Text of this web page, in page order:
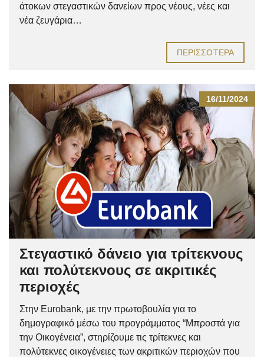
άτοκων στεγαστικών δανείων προς νέους, νέες και
νέα ζευγάρια…
ΠΕΡΙΣΣΌΤΕΡΑ
16/11/2024
Στεγαστικό δάνειο για τρίτεκνους
και πολύτεκνους σε ακριτικές
περιοχές
Στην Eurobank, με την πρωτοβουλία για το
δημογραφικό μέσω του προγράμματος “Μπροστά για
την Οικογένεια”, στηρίζουμε τις τρίτεκνες και
πολύτεκνες οικογένειες των ακριτικών περιοχών που